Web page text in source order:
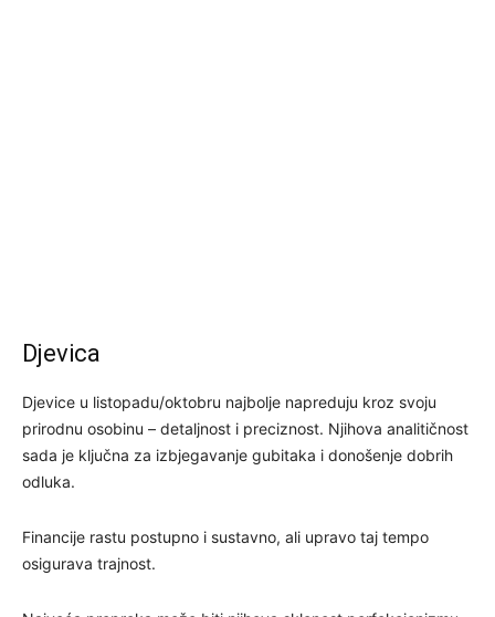
Djevica
Djevice u listopadu/oktobru najbolje napreduju kroz svoju
prirodnu osobinu – detaljnost i preciznost. Njihova analitičnost
sada je ključna za izbjegavanje gubitaka i donošenje dobrih
odluka.
Financije rastu postupno i sustavno, ali upravo taj tempo
osigurava trajnost.